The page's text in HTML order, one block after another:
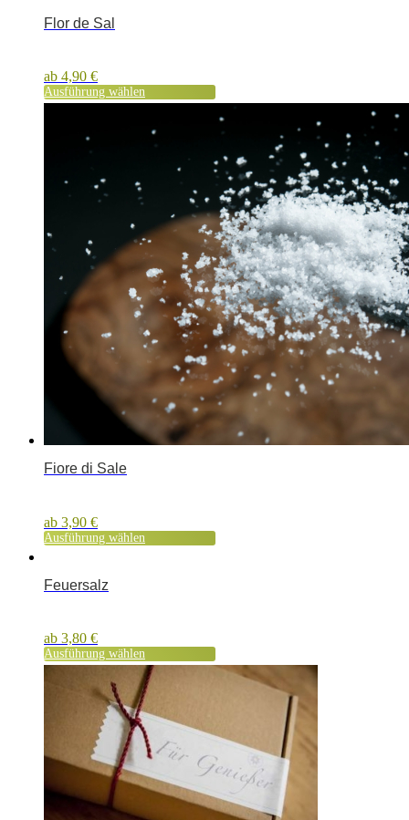
Flor de Sal
ab 4,90 €
Ausführung wählen
Fiore di Sale
ab 3,90 €
Ausführung wählen
Feuersalz
ab 3,80 €
Ausführung wählen